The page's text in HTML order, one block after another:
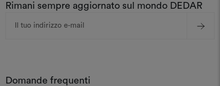
Rimani sempre aggiornato sul mondo DEDAR
Domande frequenti